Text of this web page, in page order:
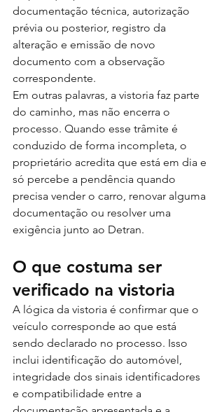
documentação técnica, autorização
prévia ou posterior, registro da
alteração e emissão de novo
documento com a observação
correspondente.
Em outras palavras, a vistoria faz parte
do caminho, mas não encerra o
processo. Quando esse trâmite é
conduzido de forma incompleta, o
proprietário acredita que está em dia e
só percebe a pendência quando
precisa vender o carro, renovar alguma
documentação ou resolver uma
exigência junto ao Detran.
O que costuma ser
verificado na vistoria
A lógica da vistoria é confirmar que o
veículo corresponde ao que está
sendo declarado no processo. Isso
inclui identificação do automóvel,
integridade dos sinais identificadores
e compatibilidade entre a